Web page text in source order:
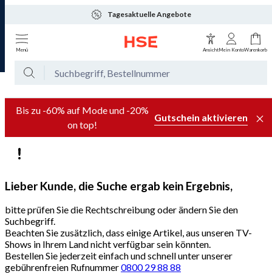
Tagesaktuelle Angebote
Menü AnsichtMein KontoWarenkorb
Bis zu -60% auf Mode und -20%
on top!
Gutschein aktivieren
Lieber Kunde, die Suche ergab kein Ergebnis,
bitte prüfen Sie die Rechtschreibung oder ändern Sie den
Suchbegriff.
Beachten Sie zusätzlich, dass einige Artikel, aus unseren TV-
Shows in Ihrem Land nicht verfügbar sein könnten.
Bestellen Sie jederzeit einfach und schnell unter unserer
gebührenfreien Rufnummer0800 29 88 88